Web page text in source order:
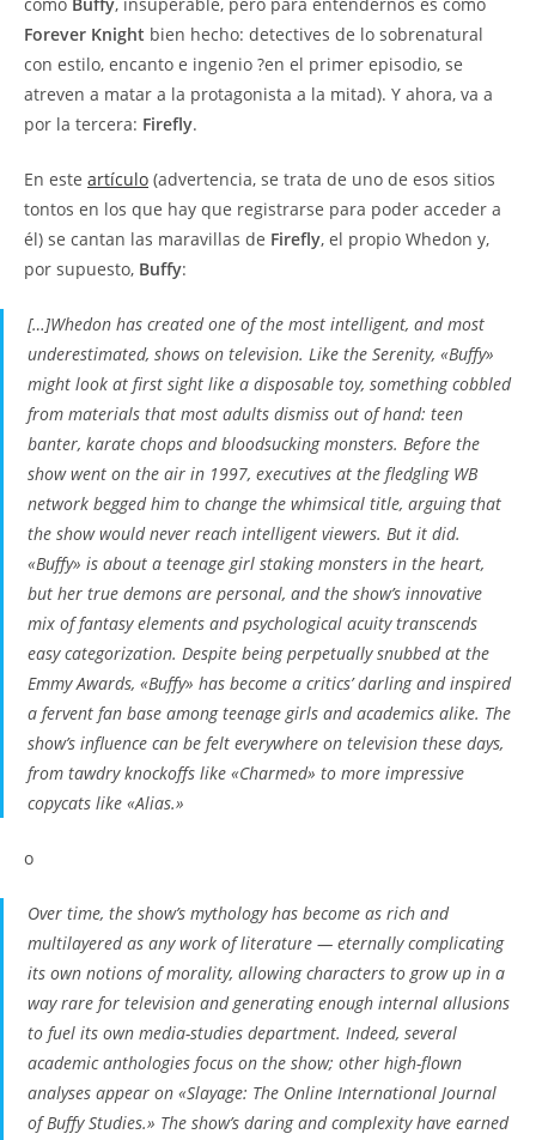
Forever Knight bien hecho: detectives de lo sobrenatural
con estilo, encanto e ingenio ?en el primer episodio, se
atreven a matar a la protagonista a la mitad). Y ahora, va a
por la tercera: Firefly.
En este artículo (advertencia, se trata de uno de esos sitios
tontos en los que hay que registrarse para poder acceder a
él) se cantan las maravillas de Firefly, el propio Whedon y,
por supuesto, Buffy:
[…]Whedon has created one of the most intelligent, and most
underestimated, shows on television. Like the Serenity, «Buffy»
might look at first sight like a disposable toy, something cobbled
from materials that most adults dismiss out of hand: teen
banter, karate chops and bloodsucking monsters. Before the
show went on the air in 1997, executives at the fledgling WB
network begged him to change the whimsical title, arguing that
the show would never reach intelligent viewers. But it did.
«Buffy» is about a teenage girl staking monsters in the heart,
but her true demons are personal, and the show’s innovative
mix of fantasy elements and psychological acuity transcends
easy categorization. Despite being perpetually snubbed at the
Emmy Awards, «Buffy» has become a critics’ darling and inspired
a fervent fan base among teenage girls and academics alike. The
show’s influence can be felt everywhere on television these days,
from tawdry knockoffs like «Charmed» to more impressive
copycats like «Alias.»
o
Over time, the show’s mythology has become as rich and
multilayered as any work of literature — eternally complicating
its own notions of morality, allowing characters to grow up in a
way rare for television and generating enough internal allusions
to fuel its own media-studies department. Indeed, several
academic anthologies focus on the show; other high-flown
analyses appear on «Slayage: The Online International Journal
of Buffy Studies.» The show’s daring and complexity have earned